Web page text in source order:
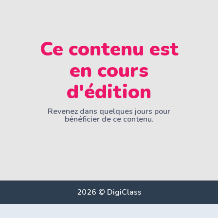
Ce contenu est
en cours
d'édition
Revenez dans quelques jours pour
bénéficier de ce contenu.
2026 © DigiClass